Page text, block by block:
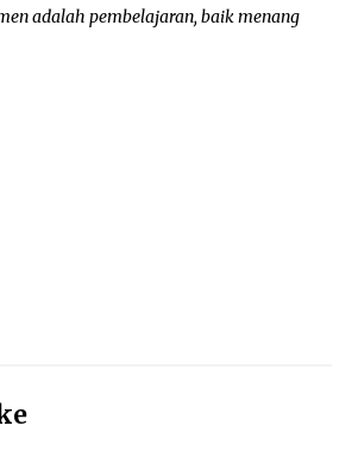
adalah pembelajaran, baik menang